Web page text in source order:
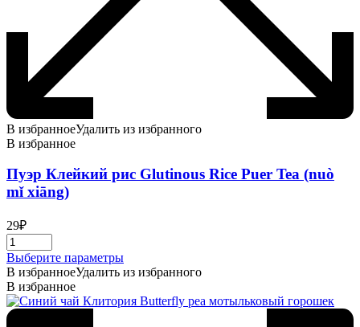
В избранноеУдалить из избранного
В избранное
Пуэр Клейкий рис Glutinous Rice Puer Tea (nuò
mǐ xiāng)
29₽
Выберите параметрыЭтот
товар
несколько
В избранноеУдалить из избранного
В избранное